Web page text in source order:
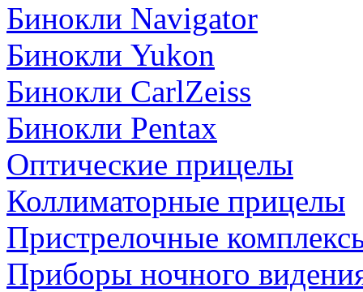
Бинокли Navigator
Бинокли Yukon
Бинокли CarlZeiss
Бинокли Pentax
Оптические прицелы
Коллиматорные прицелы
Пристрелочные
Приборы ночного